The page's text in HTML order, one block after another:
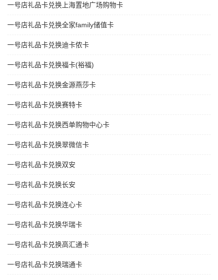
一号店礼品卡兑换上海置地广场购物卡
一号店礼品卡兑换全家family储值卡
一号店礼品卡兑换迪卡侬卡
一号店礼品卡兑换福卡(裕福)
一号店礼品卡兑换金源燕莎卡
一号店礼品卡兑换赛特卡
一号店礼品卡兑换西单购物中心卡
一号店礼品卡兑换翠微信卡
一号店礼品卡兑换双安
一号店礼品卡兑换长安
一号店礼品卡兑换连心卡
一号店礼品卡兑换华瑞卡
一号店礼品卡兑换高汇通卡
一号店礼品卡兑换瑞通卡